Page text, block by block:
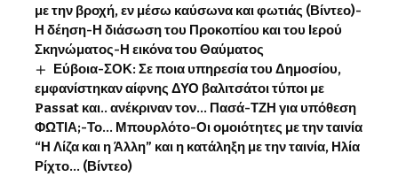
με την βροχή, εν μέσω καύσωνα και φωτιάς (Βίντεο)-
Η δέηση-Η διάσωση του Προκοπίου και του Ιερού
Σκηνώματος-Η εικόνα του Θαύματος
Εύβοια-ΣΟΚ: Σε ποια υπηρεσία του Δημοσίου,
εμφανίστηκαν αίφνης ΔΥΟ βαλιτσάτοι τύποι με
Passat και.. ανέκριναν τον… Πασά-ΤΖΗ για υπόθεση
ΦΩΤΙΑ;-Το… Μπουρλότο-Οι ομοιότητες με την ταινία
“Η Λίζα και η Άλλη” και η κατάληξη με την ταινία, Ηλία
Ρίχτο… (Βίντεο)